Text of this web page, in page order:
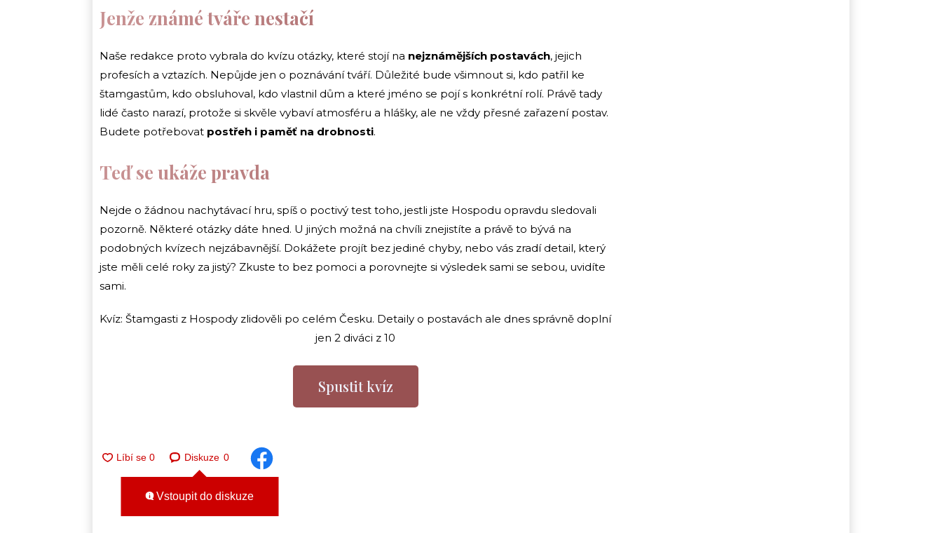
Jenže známé tváře nestačí
Naše redakce proto vybrala do kvízu otázky, které stojí na nejznámějších postavách, jejich
profesích a vztazích. Nepůjde jen o poznávání tváří. Důležité bude všimnout si, kdo patřil ke
štamgastům, kdo obsluhoval, kdo vlastnil dům a které jméno se pojí s konkrétní rolí. Právě tady
lidé často narazí, protože si skvěle vybaví atmosféru a hlášky, ale ne vždy přesné zařazení postav.
Budete potřebovat postřeh i paměť na drobnosti.
Teď se ukáže pravda
Nejde o žádnou nachytávací hru, spíš o poctivý test toho, jestli jste Hospodu opravdu sledovali
pozorně. Některé otázky dáte hned. U jiných možná na chvíli znejistíte a právě to bývá na
podobných kvízech nejzábavnější. Dokážete projít bez jediné chyby, nebo vás zradí detail, který
jste měli celé roky za jistý? Zkuste to bez pomoci a porovnejte si výsledek sami se sebou, uvidíte
sami.
Kvíz: Štamgasti z Hospody zlidověli po celém Česku. Detaily o postavách ale dnes správně doplní
jen 2 diváci z 10
Spustit kvíz
Diskuze 0
Vstoupit do diskuze